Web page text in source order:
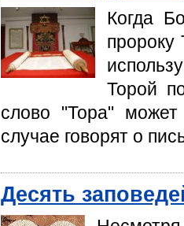
Когда
пророку
Торой
слово "Тора"
случае говорят о
Десять